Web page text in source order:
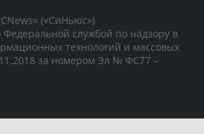
(«СиНьюс»)
Федеральной службой по надзору в
технологий и массовых
за номером Эл № ФС77 –